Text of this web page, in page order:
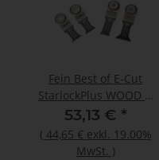
Fein Best of E-Cut
StarlockPlus WOOD &
METAL, Aufnahme
StarlockPlus
53,13 € *
( 44,65 € exkl. 19.00%
MwSt. )